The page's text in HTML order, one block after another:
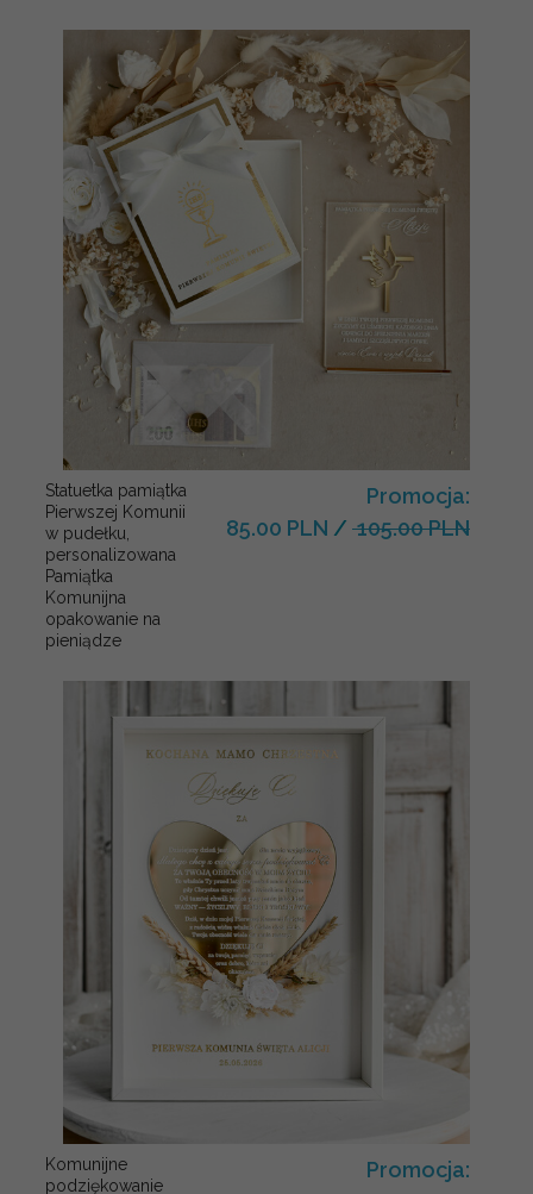
Statuetka pamiątka
Pierwszej Komunii
w pudełku,
personalizowana
Pamiątka
Komunijna
opakowanie na
pieniądze
Promocja:
85.00 PLN / 105.00 PLN
Komunijne
podziękowanie
Promocja: